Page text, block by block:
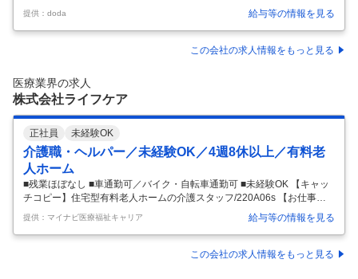
越】染色体検査職■正社員／年休123日■臨床検査国内トップクラスのプ
ライム上場大手企業 【具体的な仕事内容】 【臨床検査国内トップクラス
／福利厚生創業70年以上／臨床検査業界大手／高度な技術と豊富なノウ
ハウで人々の健康づくりに貢献しています】 ■業務内容： 染色体検査職
に関わる資格取得などキャリアアップの支援も充実してい
提供：doda 給与等の情報を見る
この会社の求人情報をもっと見る
医療業界の求人
株式会社ライフケア
正社員 未経験OK
介護職・ヘルパー／未経験OK／4週8休以上／有料老
人ホーム
■残業ほぼなし ■車通勤可／バイク・自転車通勤可 ■未経験OK 【キャッ
チコピー】住宅型有料老人ホームの介護スタッフ/220A06s 【お仕事内
容】仕事内容】 利用者様への生活支援、介護サービスなどの介護業務全
般をお任せします。 具体的には… ・食事、服薬、排せつ、着替え、おむ
つ交換、入浴の介助 ・掃除、洗濯、シーツ交換 ・環境の整備、見守り
など キャリアアップについて リーダー→サービス提供責任者→施設長候
提供：マイナビ医療福祉キャリア 給与等の情報を見る
この会社の求人情報をもっと見る